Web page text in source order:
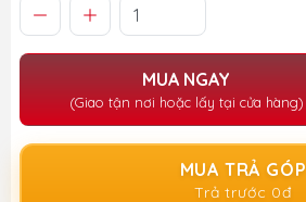
MUA NGAY
(Giao tận nơi hoặc lấy tại cửa hàng)
MUA TRẢ GÓP
Trả trước 0đ